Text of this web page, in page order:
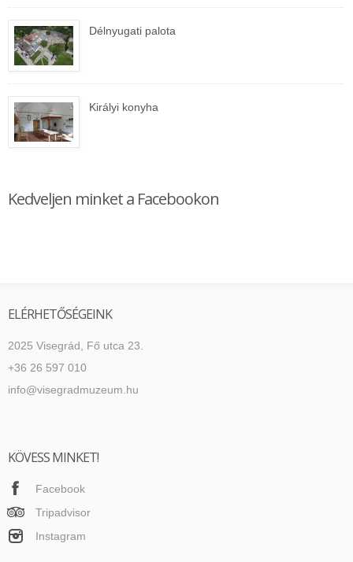
Délnyugati palota
Királyi konyha
Kedveljen minket a Facebookon
ELÉRHETŐSÉGEINK
2025 Visegrád, Fő utca 23.
+36 26 597 010
info@visegradmuzeum.hu
KÖVESS MINKET!
Facebook
Tripadvisor
Instagram